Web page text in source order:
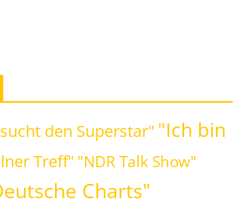
den Superstar" "Ich bin
Treff" "NDR Talk Show"
Charts"